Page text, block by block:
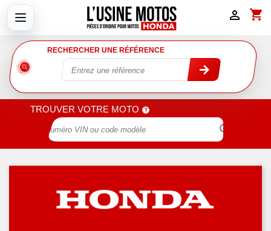
shopping_cart

RECHERCHER UNE RÉFÉRENCE
TROUVER VOTRE MOTO
